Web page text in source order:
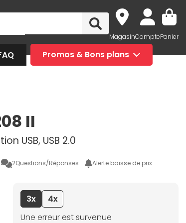
MagasinComptePanier
Promos & Bons plans
II
USB, USB 2.0
2Questions/Réponses Alerte baisse de prix
3x
4x
Une erreur est survenue